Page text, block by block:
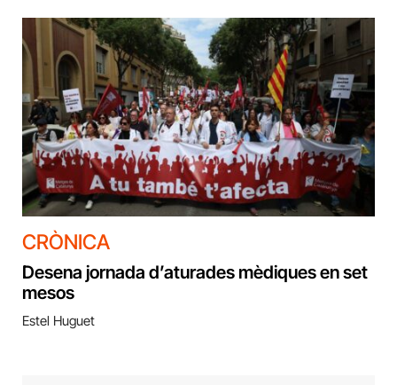
CRÒNICA
Desena jornada d’aturades mèdiques en set
mesos
Estel Huguet